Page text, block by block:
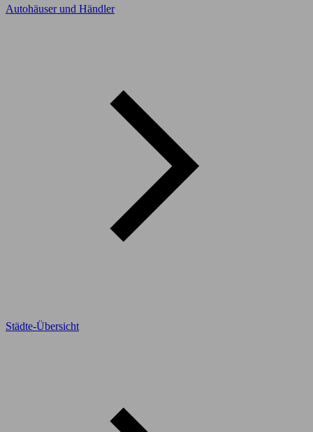
Autohäuser und Händler
Städte-Übersicht